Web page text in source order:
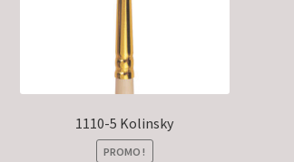
1110-5 Kolinsky
PROMO !